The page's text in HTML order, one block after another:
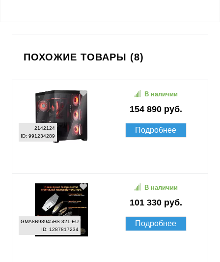
ПОХОЖИЕ ТОВАРЫ (8)
2142124
ID: 991234289
154 890 руб.
В наличии
Подробнее
GMA8R98945HS-321-EU
ID: 1287817234
101 330 руб.
В наличии
Подробнее